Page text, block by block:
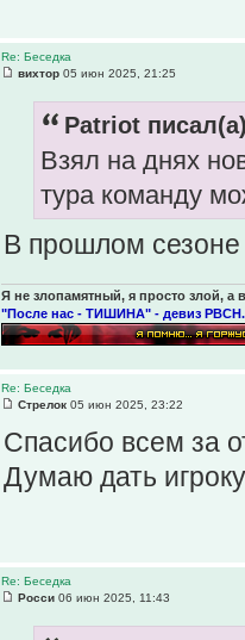
Re: Беседка
вихтор 05 июн 2025, 21:25
Patriot
Взял на днях
тура команду
В прошлом
Я не злопамятный, я просто злой, а
"После нас - ТИШИНА" - девиз РВСН.
Re: Беседка
Стрелок 05 июн 2025, 23:22
Спасибо всем за
Думаю дать
Re: Беседка
Росси 06 июн 2025, 11:43